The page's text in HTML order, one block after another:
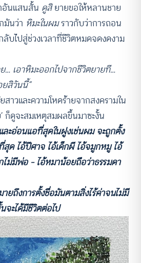
อันแสนสั้น ดูสิยายขอให้หลานชาย
มันว่า หิมะในผมราวกับว่าการถอน
บไปสู่ช่วงเวลาที่ชีวิตหมดจดงดงาม
… เอาหิมะออกไปจากชีวิตยายที…
สิวันนี้”
าวและความโหดร้ายจากสงครามใน
ก็ดูจะสมเหตุสมผลขึ้นมาซะงั้น
ะอ่อนแอที่สุดในฝูงเช่นผม จะถูกตั้ง
ด ไอ้ปีศาจ ไอ้เด็กผี ไอ้จมูกหมู ไอ้
ม่มีพ่อ – ไอ้หมาน้อยถือว่าธรรมดา
ยถึงการตั้งชื่อมันตามสิ่งไร้ค่าจนไม่มี
ะได้มีชีวิตต่อไป